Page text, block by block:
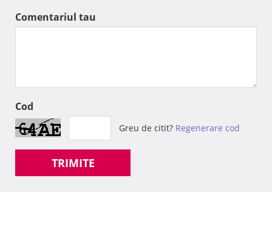
Comentariul tau
Cod
Greu de citit? Regenerare cod
TRIMITE